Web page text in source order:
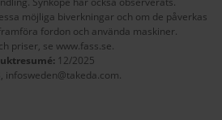
möjliga biverkningar och om de påverkas
fordon och använda maskiner.
priser, se www.fass.se.
12/2025
infosweden@takeda.com.